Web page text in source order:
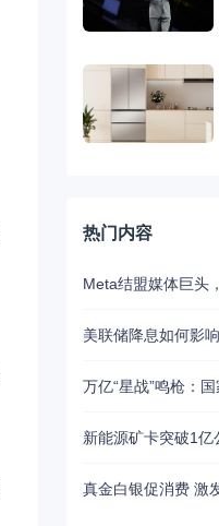
热门内容
美联储降息如何影
万亿“星战”鸣枪：
真金白银促消费 激